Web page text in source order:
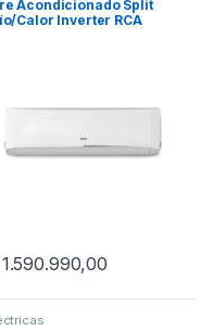
Acondicionado Split
Calor Inverter RCA
1.590.990,00